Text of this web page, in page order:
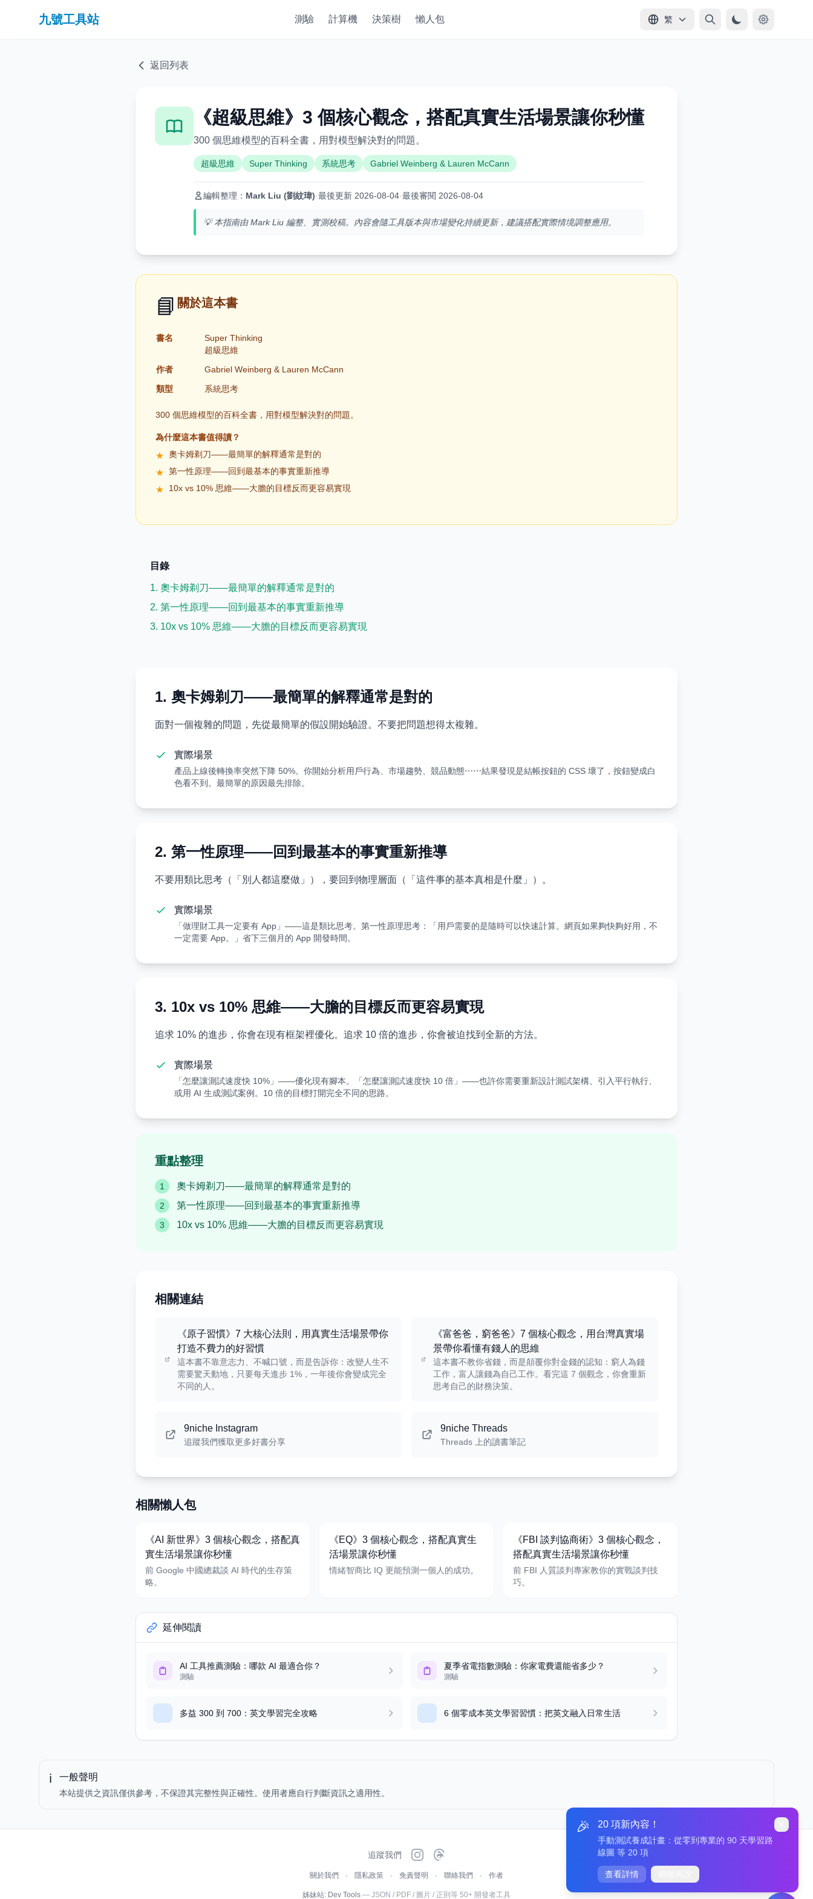
九號工具站 測驗 計算機 決策樹 懶人包 繁
返回列表
《超級思維》3 個核心觀念，搭配真實生活場景讓你秒懂
300 個思維模型的百科全書，用對模型解決對的問題。
超級思維 Super Thinking 系統思考 Gabriel Weinberg & Lauren McCann
編輯整理： Mark Liu (劉紋瑋)·最後更新 2026-08-04·最後審閱 2026-08-04
💡 本指南由 Mark Liu 編整、實測校稿。內容會隨工具版本與市場變化持續更新，建議搭配實際情境調整應用。
📘 關於這本書
書名
Super Thinking
超級思維
作者
Gabriel Weinberg & Lauren McCann
類型
系統思考
300 個思維模型的百科全書，用對模型解決對的問題。
為什麼這本書值得讀？
★ 奧卡姆剃刀——最簡單的解釋通常是對的
★ 第一性原理——回到最基本的事實重新推導
★
10x vs 10% 思維——大膽的目標反而更容易實現
目錄
1. 奧卡姆剃刀——最簡單的解釋通常是對的
2. 第一性原理——回到最基本的事實重新推導
3. 10x vs 10% 思維——大膽的目標反而更容易實現
1. 奧卡姆剃刀——最簡單的解釋通常是對的
面對一個複雜的問題，先從最簡單的假設開始驗證。不要把問題想得太複雜。
實際場景
產品上線後轉換率突然下降 50%。你開始分析用戶行為、市場趨勢、競品動態⋯⋯結果發現是結帳按鈕的 CSS 壞了，按鈕變成白
色看不到。最簡單的原因最先排除。
2. 第一性原理——回到最基本的事實重新推導
不要用類比思考（「別人都這麼做」），要回到物理層面（「這件事的基本真相是什麼」）。
實際場景
「做理財工具一定要有 App」——這是類比思考。第一性原理思考：「用戶需要的是隨時可以快速計算。網頁如果夠快夠好用，不
一定需要 App。」省下三個月的 App 開發時間。
3. 10x vs 10% 思維——大膽的目標反而更容易實現
追求 10% 的進步，你會在現有框架裡優化。追求 10 倍的進步，你會被迫找到全新的方法。
實際場景
「怎麼讓測試速度快 10%」——優化現有腳本。「怎麼讓測試速度快 10 倍」——也許你需要重新設計測試架構、引入平行執行、
或用 AI 生成測試案例。10 倍的目標打開完全不同的思路。
重點整理
1 奧卡姆剃刀——最簡單的解釋通常是對的
2 第一性原理——回到最基本的事實重新推導
3 10x vs 10% 思維——大膽的目標反而更容易實現
相關連結
《原子習慣》7 大核心法則，用真實生活場景帶你
打造不費力的好習慣
這本書不靠意志力、不喊口號，而是告訴你：改變人生不
需要驚天動地，只要每天進步 1%，一年後你會變成完全
不同的人。
《富爸爸，窮爸爸》7 個核心觀念，用台灣真實場
景帶你看懂有錢人的思維
這本書不教你省錢，而是顛覆你對金錢的認知：窮人為錢
工作，富人讓錢為自己工作。看完這 7 個觀念，你會重新
思考自己的財務決策。
9niche Instagram
追蹤我們獲取更多好書分享
9niche Threads
Threads 上的讀書筆記
相關懶人包
《AI 新世界》3 個核心觀念，搭配真
實生活場景讓你秒懂
前 Google 中國總裁談 AI 時代的生存策
略。
《EQ》3 個核心觀念，搭配真實生
活場景讓你秒懂
情緒智商比 IQ 更能預測一個人的成功。
《FBI 談判協商術》3 個核心觀念，
搭配真實生活場景讓你秒懂
前 FBI 人質談判專家教你的實戰談判技
巧。
延伸閱讀
AI 工具推薦測驗：哪款 AI 最適合你？
測驗
夏季省電指數測驗：你家電費還能省多少？
測驗
多益 300 到 700：英文學習完全攻略 6 個零成本英文學習習慣：把英文融入日常生活
ℹ️ 一般聲明
本站提供之資訊僅供參考，不保證其完整性與正確性。使用者應自行判斷資訊之適用性。
追蹤我們
關於我們 · 隱私政策 · 免責聲明 · 聯絡我們 · 作者
姊妹站: Dev Tools — JSON / PDF / 圖片 / 正則等 50+ 開發者工具
🎉 20 項新內容！
手動測試養成計畫：從零到專業的 90 天學習路
線圖 等 20 項
查看詳情